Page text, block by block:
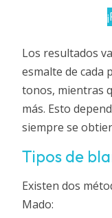
Los resultados
esmalte de cada
tonos, mientras
más. Esto
siempre se
Tipos de
Existen dos
Mado: